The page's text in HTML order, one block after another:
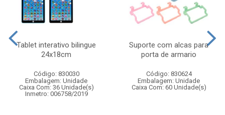
Tablet interativo bilingue
24x18cm
Código: 830030
Embalagem: Unidade
Caixa Com: 36 Unidade(s)
Inmetro: 006758/2019
Suporte com alcas para
porta de armario
Código: 830624
Embalagem: Unidade
Caixa Com: 60 Unidade(s)